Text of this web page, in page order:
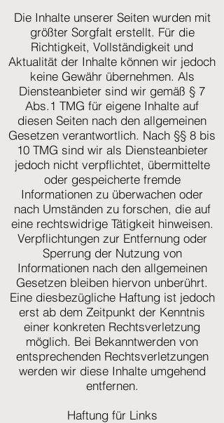
Die Inhalte unserer Seiten wurden mit
größter Sorgfalt erstellt. Für die
Richtigkeit, Vollständigkeit und
Aktualität der Inhalte können wir jedoch
keine Gewähr übernehmen. Als
Diensteanbieter sind wir gemäß § 7
Abs.1 TMG für eigene Inhalte auf
diesen Seiten nach den allgemeinen
Gesetzen verantwortlich. Nach §§ 8 bis
10 TMG sind wir als Diensteanbieter
jedoch nicht verpflichtet, übermittelte
oder gespeicherte fremde
Informationen zu überwachen oder
nach Umständen zu forschen, die auf
eine rechtswidrige Tätigkeit hinweisen.
Verpflichtungen zur Entfernung oder
Sperrung der Nutzung von
Informationen nach den allgemeinen
Gesetzen bleiben hiervon unberührt.
Eine diesbezügliche Haftung ist jedoch
erst ab dem Zeitpunkt der Kenntnis
einer konkreten Rechtsverletzung
möglich. Bei Bekanntwerden von
entsprechenden Rechtsverletzungen
werden wir diese Inhalte umgehend
entfernen.
Haftung für Links